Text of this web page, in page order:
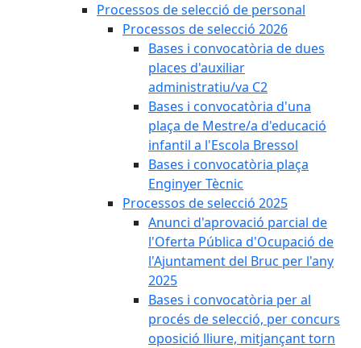
Processos de selecció de personal
Processos de selecció 2026
Bases i convocatòria de dues
places d'auxiliar
administratiu/va C2
Bases i convocatòria d'una
plaça de Mestre/a d'educació
infantil a l'Escola Bressol
Bases i convocatòria plaça
Enginyer Tècnic
Processos de selecció 2025
Anunci d'aprovació parcial de
l'Oferta Pública d'Ocupació de
l'Ajuntament del Bruc per l'any
2025
Bases i convocatòria per al
procés de selecció, per concurs
oposició lliure, mitjançant torn